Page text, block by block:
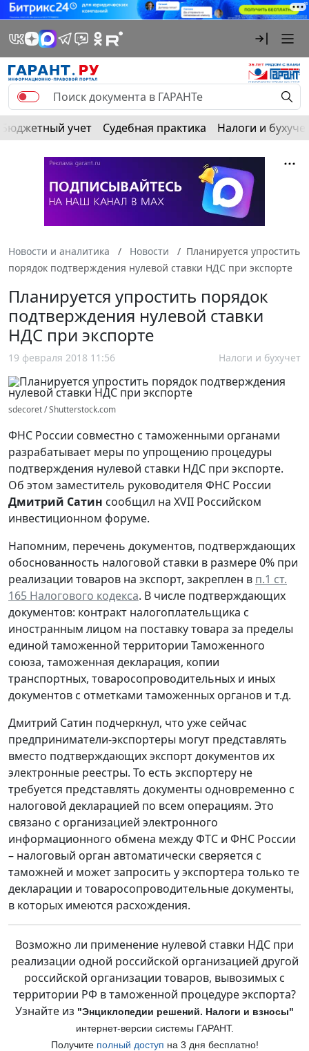
Бюджетный учет Судебная практика Налоги и
Новости и аналитика Новости
Планируется упростить
порядок подтверждения нулевой ставки НДС при экспорте
Планируется упростить порядок
подтверждения нулевой ставки
НДС при экспорте
19 февраля 2018 11:56 Налоги и бухучет
sdecoret / Shutterstock.com
ФНС России совместно с таможенными органами
разрабатывает меры по упрощению процедуры
подтверждения нулевой ставки НДС при экспорте.
Об этом заместитель руководителя ФНС России
Дмитрий Сатин сообщил на XVII Российском
инвестиционном форуме.
Напомним, перечень документов, подтверждающих
обоснованность налоговой ставки в размере 0% при
реализации товаров на экспорт, закреплен в п.1 ст.
165 Налогового кодекса. В числе подтверждающих
документов: контракт налогоплательщика с
иностранным лицом на поставку товара за пределы
единой таможенной территории Таможенного
союза, таможенная декларация, копии
транспортных, товаросопроводительных и иных
документов с отметками таможенных органов и т.д.
Дмитрий Сатин подчеркнул, что уже сейчас
предприниматели-экспортеры могут представлять
вместо подтверждающих экспорт документов их
электронные реестры. То есть экспортеру не
требуется представлять документы одновременно с
налоговой декларацией по всем операциям. Это
связано с организацией электронного
информационного обмена между ФТС и ФНС России
– налоговый орган автоматически сверяется с
таможней и может запросить у экспортера только те
декларации и товаросопроводительные документы,
в которых имеются расхождения.
Возможно ли применение нулевой ставки НДС при
реализации одной российской организацией другой
российской организации товаров, вывозимых с
территории РФ в таможенной процедуре экспорта?
Узнайте из "Энциклопедии решений. Налоги и взносы"
интернет-версии системы ГАРАНТ.
Получите полный доступ на 3 дня бесплатно!